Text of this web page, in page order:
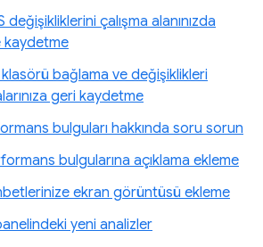
değişikliklerini çalışma alanınızda
kaydetme
klasörü bağlama ve değişiklikleri
geri kaydetme
bulguları hakkında soru sorun
bulgularına açıklama ekleme
ekran görüntüsü ekleme
yeni analizler